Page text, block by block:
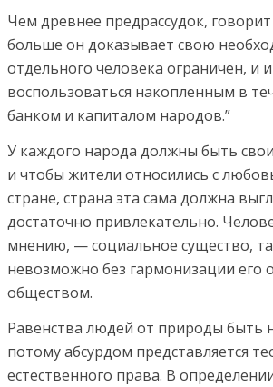
Чем древнее предрассудок,
больше он доказывает свою
отдельного человека ограничен, и
воспользоваться накопленным в
банком и капиталом народов.”
У каждого народа должны быть
и чтобы жители относились с
стране, страна эта сама должна
достаточно привлекательно.
мнению, — социальное существо,
невозможно без гармонизации его
обществом.
Равенства людей от природы быть
потому абсурдом представляется
естественного права. В